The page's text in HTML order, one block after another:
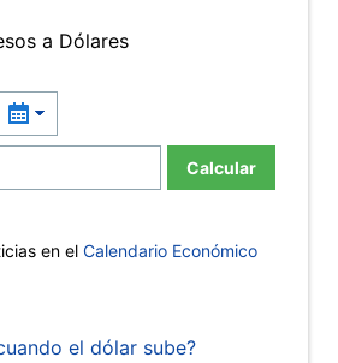
a Dólares
Calcular
en el Calendario Económico
el dólar sube?